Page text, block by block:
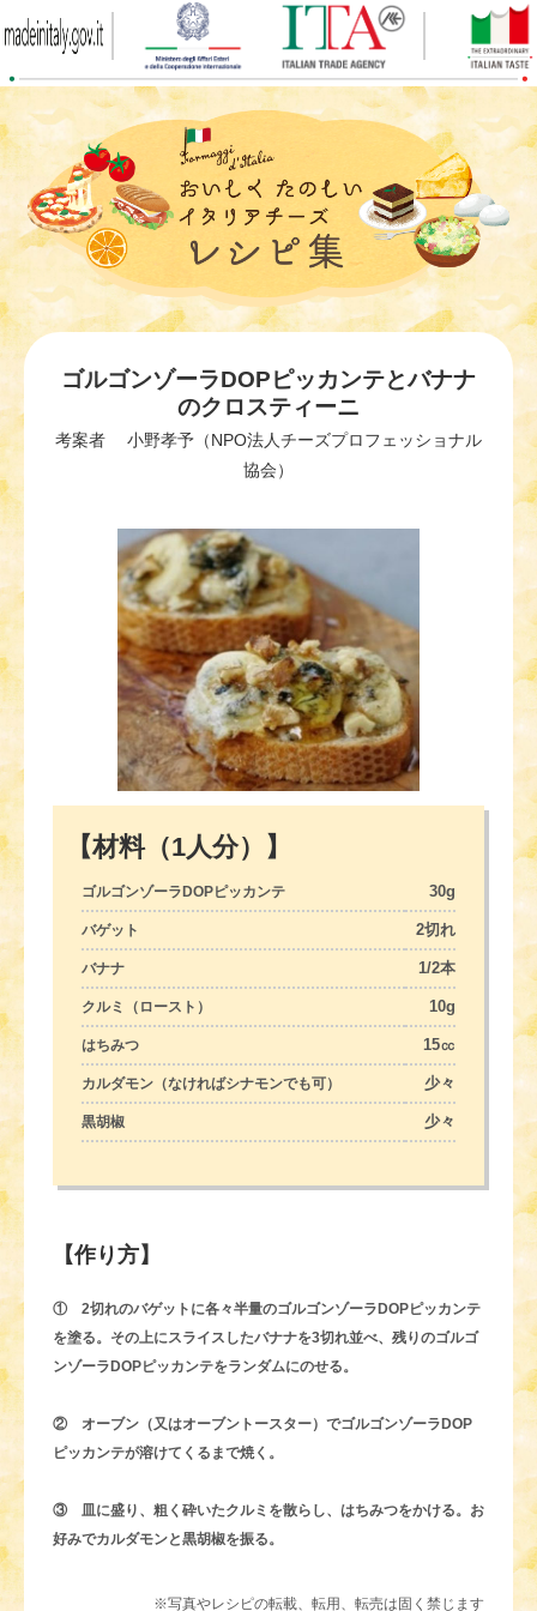
ゴルゴンゾーラDOPピッカンテとバナナ
のクロスティーニ
考案者 小野孝予（NPO法人チーズプロフェッショナル
協会）
【材料（1人分）】
ゴルゴンゾーラDOPピッカンテ 30g
バゲット 2切れ
バナナ 1/2本
クルミ（ロースト） 10g
はちみつ 15㏄
カルダモン（なければシナモンでも可） 少々
黒胡椒 少々
【作り方】
① 2切れのバゲットに各々半量のゴルゴンゾーラDOPピッカンテ
を塗る。その上にスライスしたバナナを3切れ並べ、残りのゴルゴ
ンゾーラDOPピッカンテをランダムにのせる。
② オーブン（又はオーブントースター）でゴルゴンゾーラDOP
ピッカンテが溶けてくるまで焼く。
③ 皿に盛り、粗く砕いたクルミを散らし、はちみつをかける。お
好みでカルダモンと黒胡椒を振る。
※写真やレシピの転載、転用、転売は固く禁じます